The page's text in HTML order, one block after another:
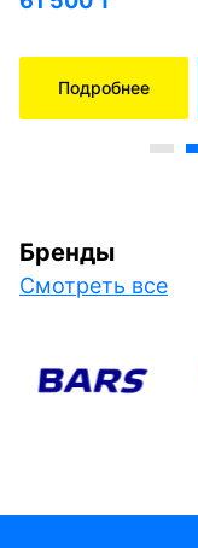
Подробнее
Бренды
Смотреть все